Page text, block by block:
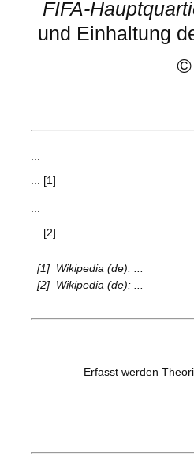
FIFA-
und Einhaltung
©
... [1]
... [2]
[1] Wikipedia (de): ...
[2] Wikipedia (de): ...
Erfasst werden